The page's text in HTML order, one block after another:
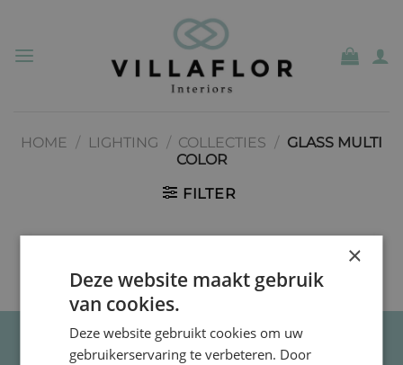
content
HOME / LIGHTING / COLLECTIES / GLASS MULTI
COLOR
FILTER
No products were found matching your selection.
×
Deze website maakt gebruik
van cookies.
Deze website gebruikt cookies om uw
gebruikerservaring te verbeteren. Door